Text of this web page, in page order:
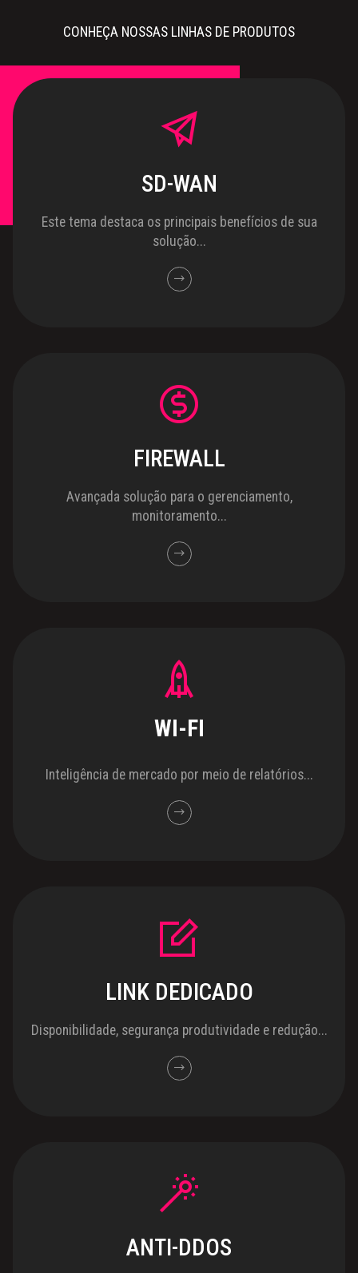
CONHEÇA NOSSAS LINHAS DE PRODUTOS
SD-WAN
Este tema destaca os principais benefícios de sua
solução...
FIREWALL
Avançada solução para o gerenciamento,
monitoramento...
WI-FI
Inteligência de mercado por meio de relatórios...
LINK DEDICADO
Disponibilidade, segurança produtividade e redução...
ANTI-DDOS